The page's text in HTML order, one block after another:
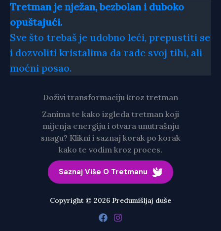
Tretman je nježan, bezbolan i duboko
opuštajući.
Sve što trebaš je udobno leći, prepustiti se
i dozvoliti kristalima da rade svoj tihi, ali
moćni posao.
Doživi transformaciju kroz tretman
Zanima te kako izgleda tretman koji
mijenja energiju i otvara unutrašnju
snagu? Klikni i saznaj korak po korak
kako te vodim kroz proces.
Saznaj Više O Tretmanu
Copyright © 2026 Predumišljaj duše